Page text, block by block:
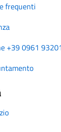
frequenti
+39 0961